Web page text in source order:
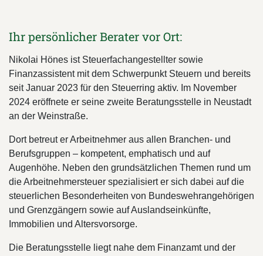
Ihr persönlicher Berater vor Ort:
Nikolai Hönes ist Steuerfachangestellter sowie
Finanzassistent mit dem Schwerpunkt Steuern und bereits
seit Januar 2023 für den Steuerring aktiv. Im November
2024 eröffnete er seine zweite Beratungsstelle in Neustadt
an der Weinstraße.
Dort betreut er Arbeitnehmer aus allen Branchen- und
Berufsgruppen – kompetent, emphatisch und auf
Augenhöhe. Neben den grundsätzlichen Themen rund um
die Arbeitnehmersteuer spezialisiert er sich dabei auf die
steuerlichen Besonderheiten von Bundeswehrangehörigen
und Grenzgängern sowie auf Auslandseinkünfte,
Immobilien und Altersvorsorge.
Die Beratungsstelle liegt nahe dem Finanzamt und der